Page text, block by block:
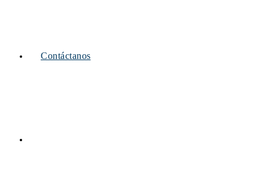
Contáctanos